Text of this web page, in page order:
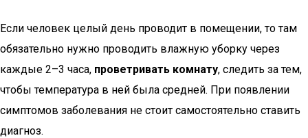
Если человек целый день проводит в помещении, то там
обязательно нужно проводить влажную уборку через
каждые 2–3 часа, проветривать комнату, следить за тем,
чтобы температура в ней была средней. При появлении
симптомов заболевания не стоит самостоятельно ставить
диагноз.